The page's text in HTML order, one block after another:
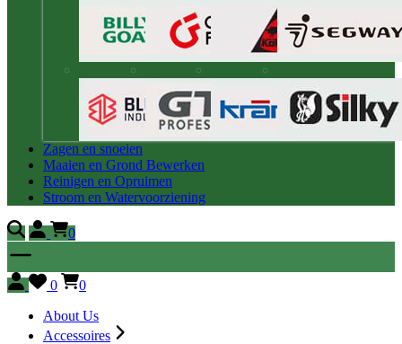
Zagen en snoeien
Maaien en Grond Bewerken
Reinigen en Opruimen
Stroom en Watervoorziening
0
0
0
About Us
Accessoires